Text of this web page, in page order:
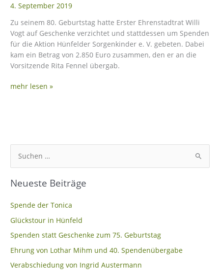
4. September 2019
Zu seinem 80. Geburtstag hatte Erster Ehrenstadtrat Willi
Vogt auf Geschenke verzichtet und stattdessen um Spenden
für die Aktion Hünfelder Sorgenkinder e. V. gebeten. Dabei
kam ein Betrag von 2.850 Euro zusammen, den er an die
Vorsitzende Rita Fennel übergab.
mehr lesen »
u
c
e
n
n
a
c
Neueste Beiträge
Spende der Tonica
Glückstour in Hünfeld
Spenden statt Geschenke zum 75. Geburtstag
Ehrung von Lothar Mihm und 40. Spendenübergabe
Verabschiedung von Ingrid Austermann